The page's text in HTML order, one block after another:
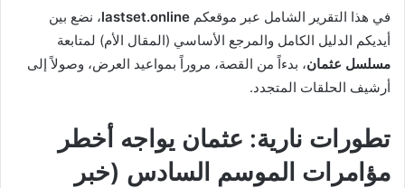
في هذا التقرير الشامل عبر موقعكم lastset.online، نضع بين
أيديكم الدليل الكامل والمرجع الأساسي (المقال الأم) لمتابعة
مسلسل عثمان، بدءاً من القصة، مروراً بمواعيد العرض، وصولاً إلى
أرشيف الحلقات المتجدد.
تطورات نارية: عثمان يواجه أخطر
مؤامرات الموسم السادس (خبر